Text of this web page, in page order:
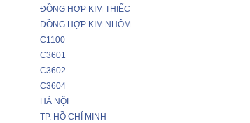
ĐỒNG HỢP KIM THIẾC
ĐỒNG HỢP KIM NHÔM
C1100
C3601
C3602
C3604
HÀ NỘI
TP. HỒ CHÍ MINH